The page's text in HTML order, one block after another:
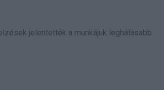
jelentették a munkájuk leghálásabb